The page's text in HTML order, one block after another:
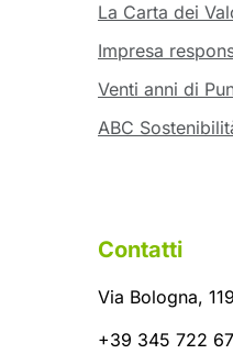
La Carta dei
Impresa
Venti anni di
ABC
Contatti
Via Bologna,
+39 345 722